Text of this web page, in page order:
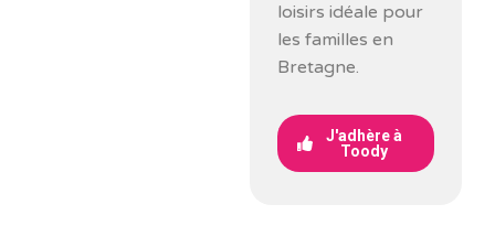
loisirs idéale pour
les familles en
Bretagne.
J'adhère à
Toody